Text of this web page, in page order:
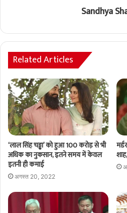
Sandhya
Related Articles
‘लाल सिंह चड्ढा’ को हुआ 100 करोड़ से भी
अधिक का नुकसान, इतने समय में केवल
इतनी ही कमाई
अगस्त 20, 2022